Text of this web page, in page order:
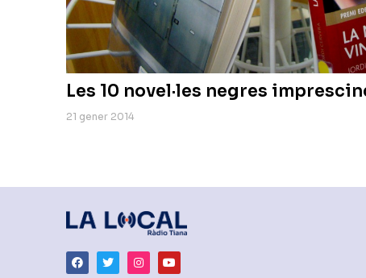
Les 10 novel·les negres
21 gener 2014